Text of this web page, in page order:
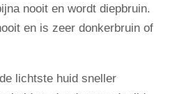
nooit en wordt diepbruin.
en is zeer donkerbruin of
lichtste huid sneller